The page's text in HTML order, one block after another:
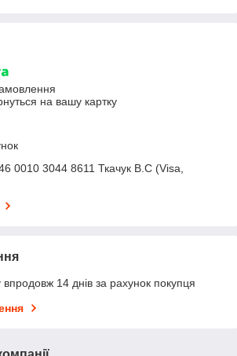
на вашу картку
0010 3044 8611 Ткачук В.С (Visa,
14 днів за рахунок покупця